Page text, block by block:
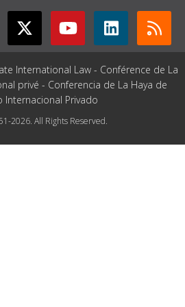
International Law - Conférence de La
privé - Conferencia de La Haya de
Internacional Privado
2026. All Rights Reserved.